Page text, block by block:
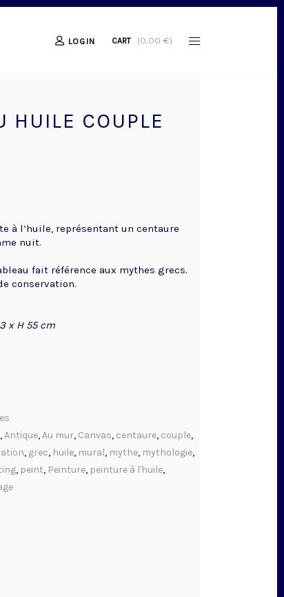
LOGIN CART (0,00 €)
HUILE COUPLE
à l’huile, représentant un centaure
nuit.
fait référence aux mythes grecs.
conservation.
x H 55 cm
,Antique,Au mur, Canvas, centaure, couple,
, grec, huile, mural, mythe, mythologie,
, peint, Peinture, peinture à l'huile,